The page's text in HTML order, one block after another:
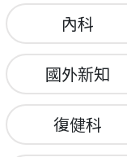
內科
國外新知
復健科